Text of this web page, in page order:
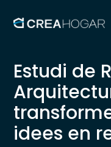
Estudi de
idees en